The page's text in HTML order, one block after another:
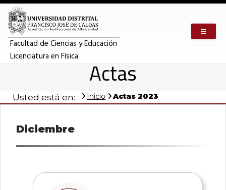
Facultad de Ciencias y Educación
Licenciatura en Física
Actas
Usted está en: Inicio Actas 2023
Diciembre